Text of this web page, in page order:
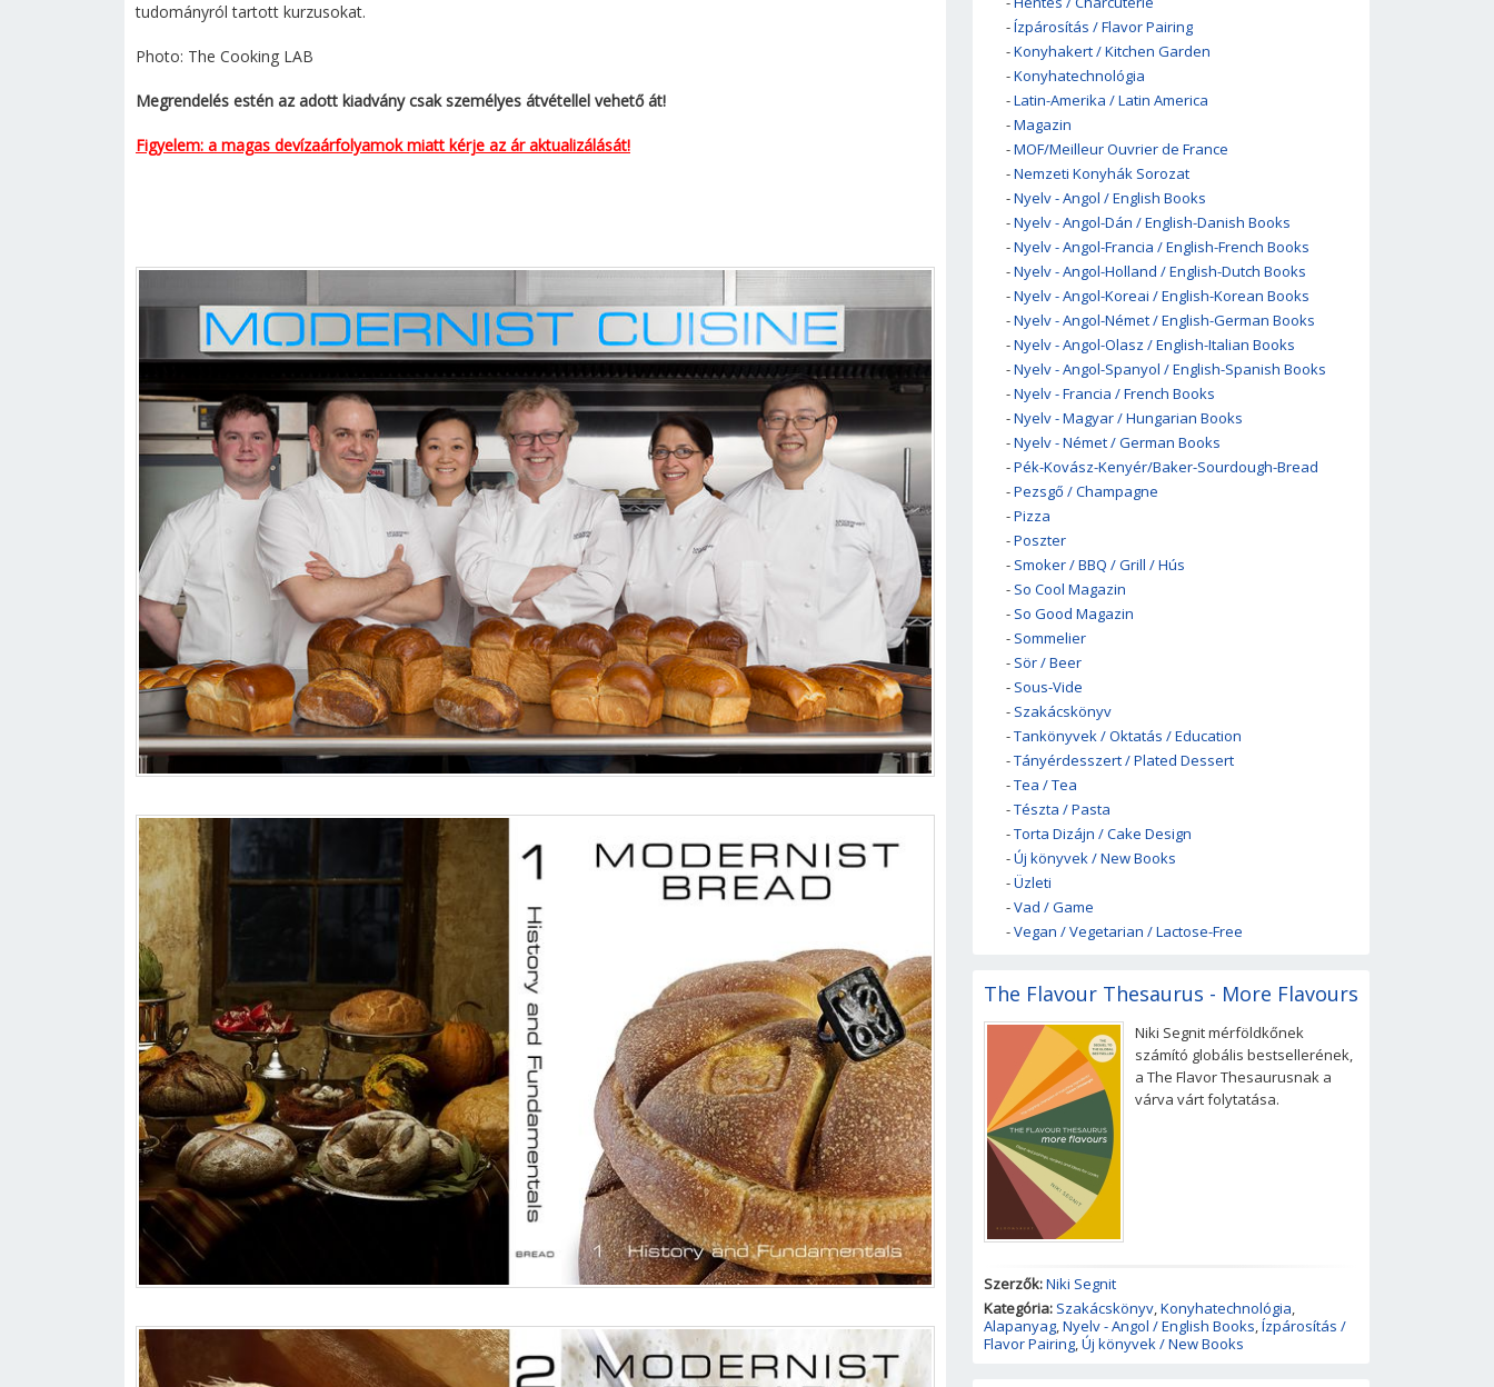
tudományról tartott kurzusokat.
Photo: The Cooking LAB
Megrendelés estén az adott kiadvány csak személyes átvétellel vehető át!
Figyelem: a magas devízaárfolyamok miatt kérje az ár aktualizálását!
-Ízpárosítás / Flavor Pairing
-Konyhakert / Kitchen Garden
-Konyhatechnológia
-Latin-Amerika / Latin America
-Magazin
-MOF/Meilleur Ouvrier de France
-Nemzeti Konyhák Sorozat
-Nyelv - Angol / English Books
-Nyelv - Angol-Dán / English-Danish Books
-Nyelv - Angol-Francia / English-French Books
-Nyelv - Angol-Holland / English-Dutch Books
-Nyelv - Angol-Koreai / English-Korean Books
-Nyelv - Angol-Német / English-German Books
-Nyelv - Angol-Olasz / English-Italian Books
-Nyelv - Angol-Spanyol / English-Spanish Books
-Nyelv - Francia / French Books
-Nyelv - Magyar / Hungarian Books
-Nyelv - Német / German Books
-Pék-Kovász-Kenyér/Baker-Sourdough-Bread
-Pezsgő / Champagne
-Pizza
-Poszter
- Smoker / BBQ / Grill / Hús
- So Cool Magazin
- So Good Magazin
- Sommelier
- Sör / Beer
- Sous-Vide
- Szakácskönyv
-Tankönyvek / Oktatás / Education
-Tányérdesszert / Plated Dessert
-Tea / Tea
-Tészta / Pasta
-Torta Dizájn / Cake Design
-Új könyvek / New Books
-Üzleti
-Vad / Game
-Vegan / Vegetarian / Lactose-Free
The Flavour Thesaurus - More Flavours
Niki Segnit mérföldkőnek
számító globális bestsellerének,
a The Flavor Thesaurusnak a
várva várt folytatása.
Szerzők:Niki Segnit
Kategória: Szakácskönyv,Konyhatechnológia,
Alapanyag,Nyelv - Angol / English Books,Ízpárosítás /
Flavor Pairing,Új könyvek / New Books